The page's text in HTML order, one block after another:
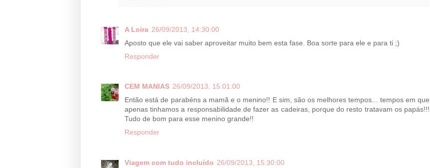
A Loira 26/09/2013, 14:30:00
Aposto que ele vai saber aproveitar muito bem esta fase. Boa sorte para ele e para ti ;)
Responder
CEM MANIAS 26/09/2013, 15:01:00
Então está de parabéns a mamã e o menino!! E sim, são os melhores tempos... tempos em que
apenas tinhamos a responsabilidade de fazer as cadeiras, porque do resto tratavam os papás!!!
Tudo de bom para esse menino grande!!
Responder
Viagem com tudo incluído 26/09/2013, 15:30:00